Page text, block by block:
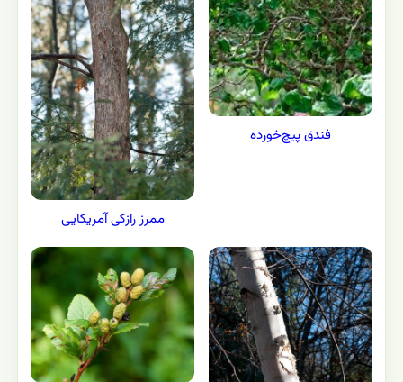
فندق پيچ‌خورده
ممرز رازکی آمریکایی